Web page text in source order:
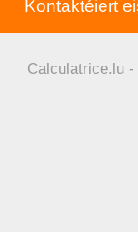
Kontaktéiert
Calculatrice.lu